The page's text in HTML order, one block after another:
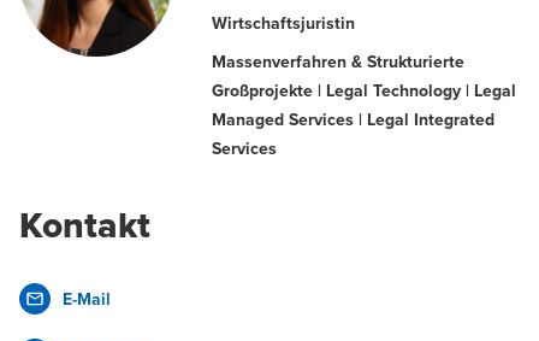
Wirtschaftsjuristin
Massenverfahren & Strukturierte
Großprojekte | Legal Technology | Legal
Managed Services | Legal Integrated
Services
Kontakt
E-Mail